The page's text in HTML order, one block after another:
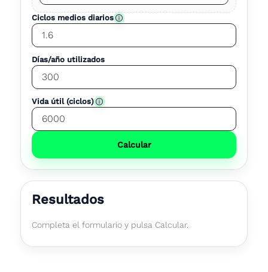
Ciclos medios diarios
Días/año utilizados
Vida útil (ciclos)
Calcular
Resultados
Completa el formulario y pulsa Calcular.